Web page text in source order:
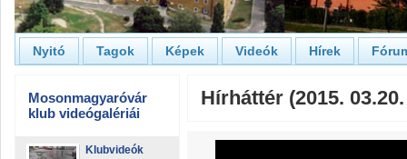
Nyitó Tagok Képek Videók Hírek
Mosonmagyaróvár
klub videógalériái
Klubvideók
Hírháttér (2015.